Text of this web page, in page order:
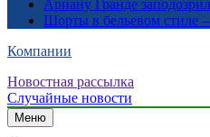
Ариану Гранде
Шорты в бельевом стиле
Компании
Новостная рассылка
Случайные новости
Меню